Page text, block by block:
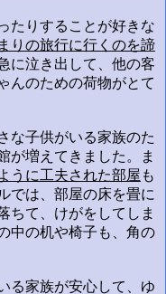
たりすることが好きな
りの旅行に行くのを諦
に泣き出して、他の客
んのための荷物がとて
な子供がいる家族のた
が増えてきました。ま
うに工夫された部屋 も
では、部屋の床を畳に
ちて、けがをしてしま
中の机や椅子も、角の
る家族が安心して、ゆ